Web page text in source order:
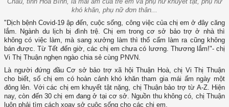
khó khăn, phụ nữ đơn thân...
"Dịch bệnh Covid-19 ập đến, cuộc sống, công việc của chị em ở đây căng
lắm. Ngành du lịch bị đình trệ. Chị em trong cơ sở bảo trợ ở nhà thì
không có việc làm, mà sang xưởng làm thì thổ cẩm làm ra cũng không
bán được. Từ Tết đến giờ, các chị em chưa có lương. Thương lắm!"- chị
Vi Thị Thuận nghẹn ngào chia sẻ cùng PNVN.
Là người đứng đầu Cơ sở bảo trợ xã hội Thuận Hoà, chị Vi Thị Thuận
cho biết, số chị em có hoàn cảnh khó khăn tham gia mái ấm ngày một
đông lên. Với các chị em khuyết tật nặng, chị Thuận bảo trợ từ A-Z. Hiện
nay, còn đến 30 chị em đang ở tại cơ sở. Nguồn thu không có, chị Thuận
luôn phải tìm cách xoay sở cuộc sống cho các chị em.